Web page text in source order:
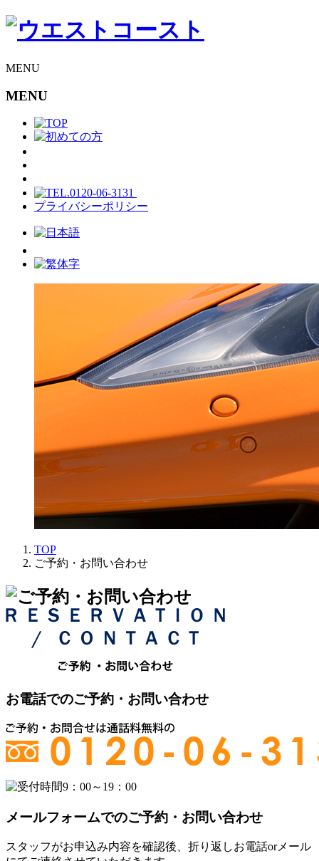
Skip
MENU
MENU
プライバシーポリシー
TOP
ご予約・お問い合わせ
お電話でのご予約・お問い合わせ
メールフォームでのご予約・お問い合わせ
スタッフがお申込み内容を確認後、折り返しお電話orメール